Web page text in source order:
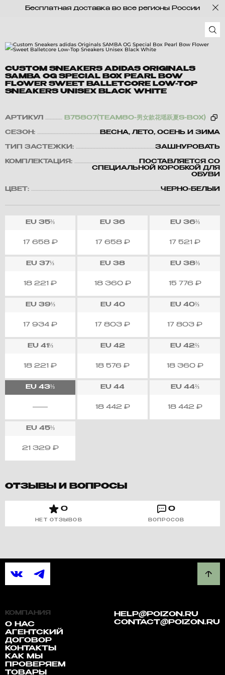
Бесплатная доставка во все регионы России
CUSTOM SNEAKERS ADIDAS ORIGINALS
SAMBA OG SPECIAL BOX PEARL BOW
FLOWER SWEET BALLETCORE LOW-TOP
SNEAKERS UNISEX BLACK WHITE
АРТИКУЛ B75807(TEAM80-男女款花瑶跃夏S-BOX)
СЕЗОН: ВЕСНА, ЛЕТО, ОСЕНЬ И ЗИМА
ТИП ЗАСТЕЖКИ: ЗАШНУРОВАТЬ
КОМПЛЕКТАЦИЯ:
ПОСТАВЛЯЕТСЯ СО
СПЕЦИАЛЬНОЙ КОРОБКОЙ ДЛЯ
ОБУВИ
ЦВЕТ: ЧЕРНО-БЕЛЫЙ
EU 35⅔
17 658 ₽
EU 36
17 658 ₽
EU36⅔
17 521 ₽
EU 37⅓
18 221 ₽
EU 38
18 360 ₽
EU38⅔
15 776 ₽
EU39⅓
17 934 ₽
EU40
17 803 ₽
EU 40⅔
17 803 ₽
EU41⅓
18 221 ₽
EU42
18 576 ₽
EU 42⅔
18 360 ₽
EU 43⅓ EU 44
18 442 ₽
EU44⅔
18 442 ₽
EU45⅓
21 329 ₽
ОТЗЫВЫ И ВОПРОСЫ
0
НЕТ ОТЗЫВОВ
0
ВОПРОСОВ
КОМПАНИЯ
О НАС
АГЕНТСКИЙ
ДОГОВОР
КОНТАКТЫ
КАК МЫ
ПРОВЕРЯЕМ
ТОВАРЫ
HELP@POIZON.RU
CONTACT@POIZON.RU